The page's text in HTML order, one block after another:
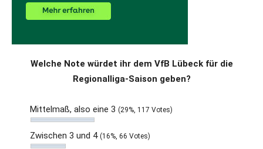
Welche Note würdet ihr dem VfB Lübeck für die
Regionalliga-Saison geben?
Mittelmaß, also eine 3 (29%, 117 Votes)
Zwischen 3 und 4 (16%, 66 Votes)